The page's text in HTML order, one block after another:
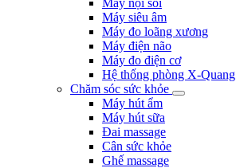
Máy nội soi
Máy siêu âm
Máy đo loãng xương
Máy điện não
Máy đo điện cơ
Hệ thống phòng X-Quang
Chăm sóc sức khỏe
Máy hút ẩm
Máy hút sữa
Đai massage
Cân sức khỏe
Ghế massage